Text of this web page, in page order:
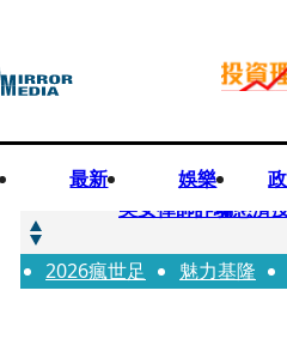
最新 娛樂
快訊
美女律師詐騙慈濟
快訊
才爆「皮克敏」爭
2026瘋世足 魅力基隆